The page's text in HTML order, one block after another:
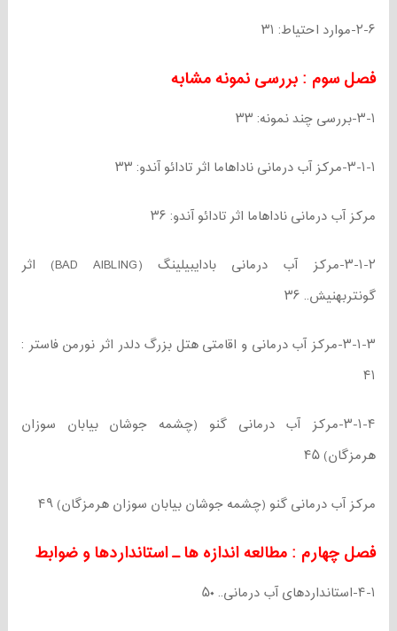
۲-۶-موارد احتیاط: ۳۱
فصل سوم : بررسی نمونه مشابه
۳-۱-بررسی چند نمونه: ۳۳
۳-۱-۱-مرکز آب درمانی ناداهاما اثر تادائو آندو: ۳۳
مرکز آب درمانی ناداهاما اثر تادائو آندو: ۳۶
۳-۱-۲-مرکز آب درمانی بادایبیلینگ (BAD AIBLING) اثر
گونتربهنیش.. ۳۶
۳-۱-۳-مرکز آب درمانی و اقامتی هتل بزرگ دلدر اثر نورمن فاستر :
۴۱
۳-۱-۴-مرکز آب درمانی گنو (چشمه جوشان بیابان سوزان
هرمزگان) ۴۵
مرکز آب درمانی گنو (چشمه جوشان بیابان سوزان هرمزگان) ۴۹
فصل چهارم : مطالعه اندازه ها ـ استانداردها و ضوابط
۴-۱-استانداردهای آب درمانی.. ۵۰